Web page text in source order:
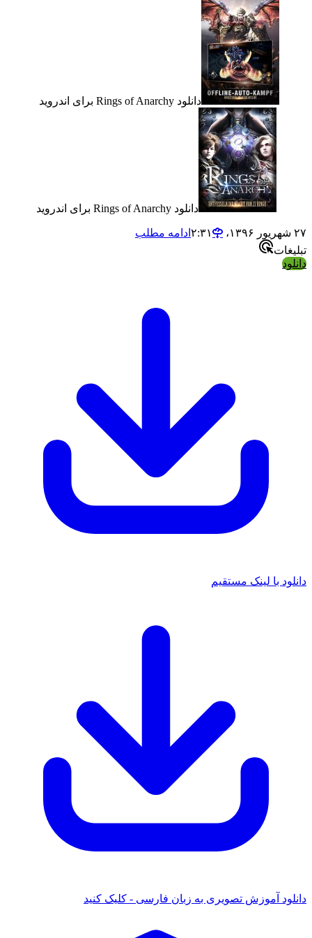
دانلود Rings of Anarchy برای اندروید
دانلود Rings of Anarchy برای اندروید
ادامه مطلب
با لینک مستقیم
آموزش تصویری به زبان فارسی - کلیک کنید